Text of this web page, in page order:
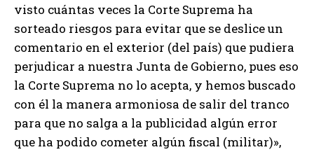
visto cuántas veces la Corte Suprema ha
sorteado riesgos para evitar que se deslice un
comentario en el exterior (del país) que pudiera
perjudicar a nuestra Junta de Gobierno, pues eso
la Corte Suprema no lo acepta, y hemos buscado
con él la manera armoniosa de salir del tranco
para que no salga a la publicidad algún error
que ha podido cometer algún fiscal (militar)»,